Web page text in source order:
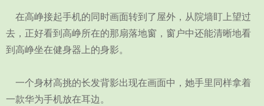
在高峥接起手机的同时画面转到了屋外，从院墙盯上望过
去，正好看到高峥所在的那扇落地窗，窗户中还能清晰地看
到高峥坐在健身器上的身影。
一个身材高挑的长发背影出现在画面中，她手里同样拿着
一款华为手机放在耳边。